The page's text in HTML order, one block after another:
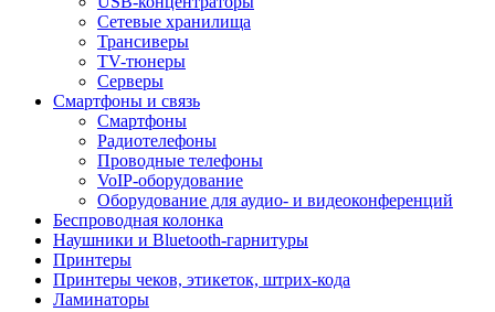
Сетевые хранилища
Трансиверы
TV-тюнеры
Серверы
Смартфоны и связь
Смартфоны
Радиотелефоны
Проводные телефоны
VoIP-оборудование
Оборудование для аудио- и видеоконференций
Беспроводная колонка
Наушники и Bluetooth-гарнитуры
Принтеры
Принтеры чеков, этикеток, штрих-кода
Ламинаторы